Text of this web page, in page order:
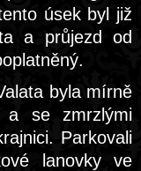
úsek byl již
a průjezd od
byla mírně
a se zmrzlými
Parkovali
lanovky ve